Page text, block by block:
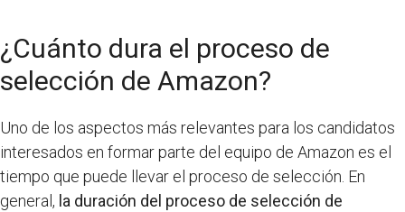
¿Cuánto dura el proceso de
selección de Amazon?
Uno de los aspectos más relevantes para los candidatos
interesados en formar parte del equipo de Amazon es el
tiempo que puede llevar el proceso de selección. En
general, la duración del proceso de selección de